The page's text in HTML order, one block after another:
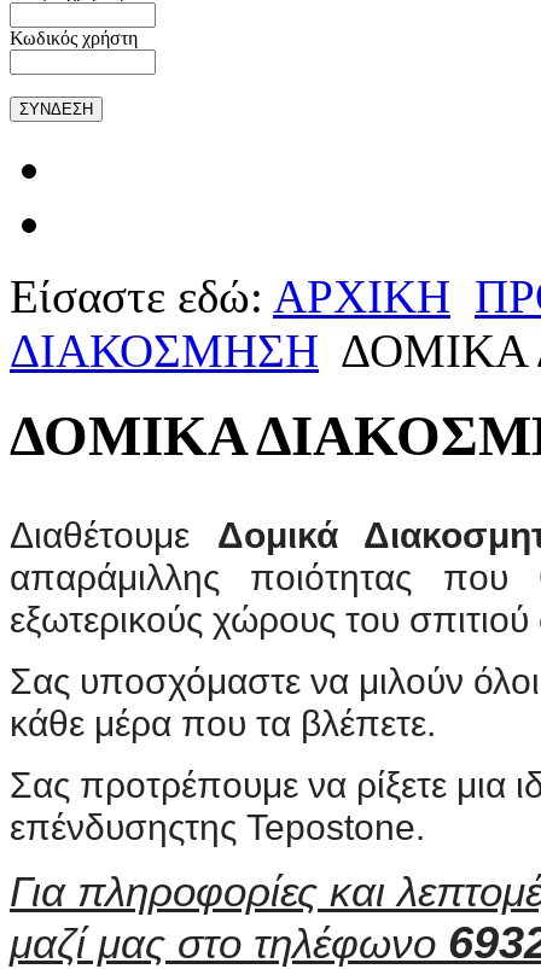
Κωδικός χρήστη
Είσαστε εδώ: ΑΡΧΙΚΗ
ΔΙΑΚΟΣΜΗΣΗ ΔΟΜΙΚΑ
ΔΟΜΙΚΑ
Διαθέτουμε Δομικά
απαράμιλλης ποιότητας
εξωτερικούς χώρους του
Σας υποσχόμαστε να μιλούν όλοι
κάθε μέρα που τα βλέπετε.
Σας προτρέπουμε να ρίξετε μια
επένδυσηςτης Tepostone.
Για πληροφορίες και
μαζί μας στο τηλέφωνο